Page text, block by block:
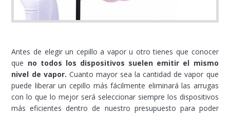
Antes de elegir un cepillo a vapor u otro tienes que conocer
que no todos los dispositivos suelen emitir el mismo
nivel de vapor. Cuanto mayor sea la cantidad de vapor que
puede liberar un cepillo más fácilmente eliminará las arrugas
con lo que lo mejor será seleccionar siempre los dispositivos
más eficientes dentro de nuestro presupuesto para poder